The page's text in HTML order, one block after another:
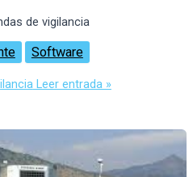
de vigilancia
Software
Leer entrada »